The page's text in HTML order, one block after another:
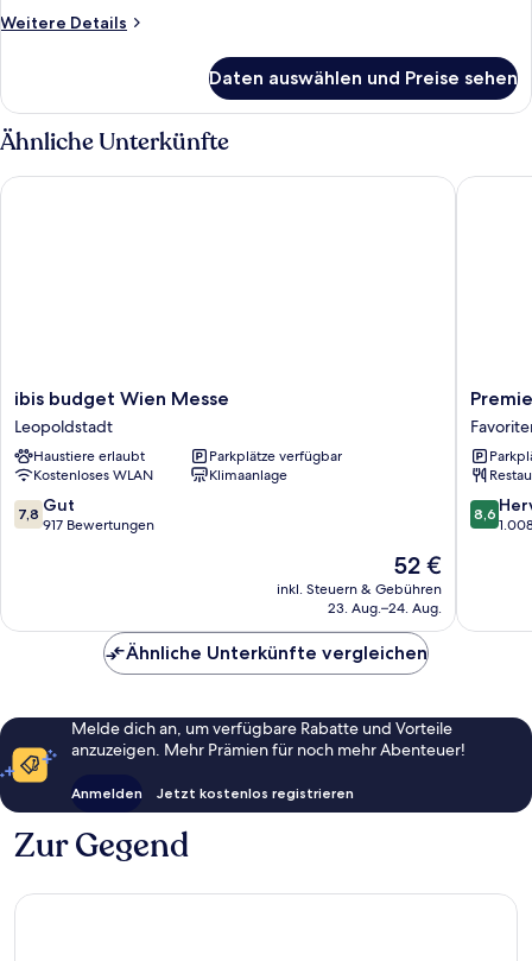
Weitere Details
Weitere
barrierearm
Daten auswählen und Preise sehen
Ähnliche Unterkünfte
ibis
budget
Wien
Messe
Leopoldstadt
ibis budget Wien Messe
Leopoldstadt
Haustiere erlaubt
Parkplätze verfügbar
Kostenloses WLAN
Klimaanlage
7.8
von
7,8 Gut
917 Bewertungen
Der
Preis
beträgt
52 €
inkl. Steuern & Gebühren
23. Aug.–24. Aug.
ibis budget Wien Messe
Premier
Inn
Wien
City
8.6
von
8,6
Premier
Ähnliche Unterkünfte vergleichen
Melde dich an, um verfügbare Rabatte und Vorteile
anzuzeigen. Mehr Prämien für noch mehr Abenteuer!
Anmelden Jetzt kostenlos registrieren
Zur Gegend